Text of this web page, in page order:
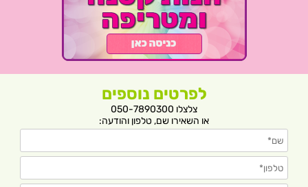
לפרטים נוספים
צלצלו 050-7890300
או השאירו שם, טלפון והודעה: